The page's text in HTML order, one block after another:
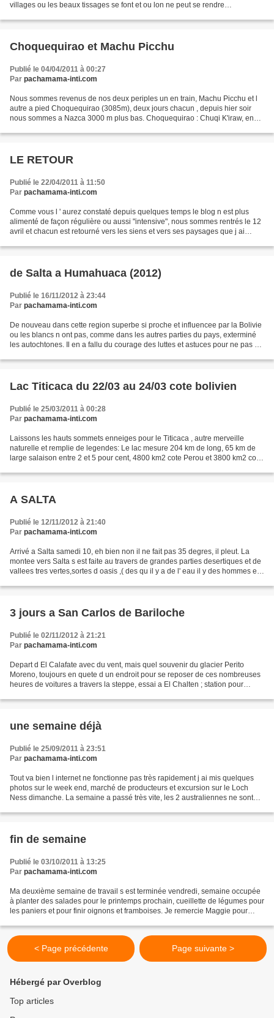
villages ou les beaux tissages se font et ou lon ne peut se rendre
Choquequirao et Machu Picchu
Publié le 04/04/2011 à 00:27
Par pachamama-inti.com
Nous sommes revenus de nos deux periples un en train, Machu Picchu et l
autre a pied Choquequirao (3085m), deux jours chacun , depuis hier soir
nous sommes a Nazca 3000 m plus bas. Choquequirao : Chuqi K'iraw, en
LE RETOUR
Publié le 22/04/2011 à 11:50
Par pachamama-inti.com
Comme vous l ' aurez constaté depuis quelques temps le blog n est plus
alimenté de façon régulière ou aussi "intensive", nous sommes rentrés le 12
avril et chacun est retourné vers les siens et vers ses paysages que j ai
de Salta a Humahuaca (2012)
Publié le 16/11/2012 à 23:44
Par pachamama-inti.com
De nouveau dans cette region superbe si proche et influencee par la Bolivie
ou les blancs n ont pas, comme dans les autres parties du pays, exterminé
les autochtones. Il en a fallu du courage des luttes et astuces pour ne pas se
Lac Titicaca du 22/03 au 24/03 cote bolivien
Publié le 25/03/2011 à 00:28
Par pachamama-inti.com
Laissons les hauts sommets enneiges pour le Titicaca , autre merveille
naturelle et remplie de legendes: Le lac mesure 204 km de long, 65 km de
large salaison entre 2 et 5 pour cent, 4800 km2 cote Perou et 3800 km2 cote
A SALTA
Publié le 12/11/2012 à 21:40
Par pachamama-inti.com
Arrivé a Salta samedi 10, eh bien non il ne fait pas 35 degres, il pleut. La
montee vers Salta s est faite au travers de grandes parties desertiques et de
vallees tres vertes,sortes d oasis ,( des qu il y a de l' eau il y des hommes et
3 jours a San Carlos de Bariloche
Publié le 02/11/2012 à 21:21
Par pachamama-inti.com
Depart d El Calafate avec du vent, mais quel souvenir du glacier Perito
Moreno, toujours en quete d un endroit pour se reposer de ces nombreuses
heures de voitures a travers la steppe, essai a El Chalten ; station pour
une semaine déjà
Publié le 25/09/2011 à 23:51
Par pachamama-inti.com
Tout va bien l internet ne fonctionne pas très rapidement j ai mis quelques
photos sur le week end, marché de producteurs et excursion sur le Loch
Ness dimanche. La semaine a passé très vite, les 2 australiennes ne sont
fin de semaine
Publié le 03/10/2011 à 13:25
Par pachamama-inti.com
Ma deuxième semaine de travail s est terminée vendredi, semaine occupée
à planter des salades pour le printemps prochain, cueillette de légumes pour
les paniers et pour finir oignons et framboises. Je remercie Maggie pour
< Page précédente Page suivante >
Hébergé par Overblog
Top articles